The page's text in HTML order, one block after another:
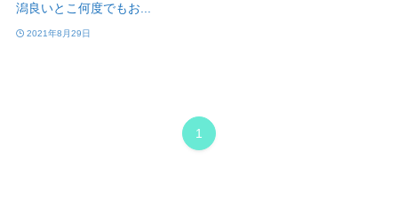
潟良いとこ何度でもお...
2021年8月29日
1